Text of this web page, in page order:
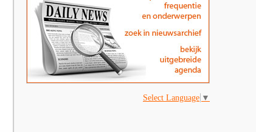
Select Language ▼